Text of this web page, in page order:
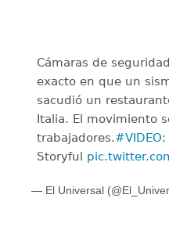
Cámaras de
exacto en que un
sacudió un
Italia. El movimiento
trabajadores.#VIDEO:
Storyful
— El Universal